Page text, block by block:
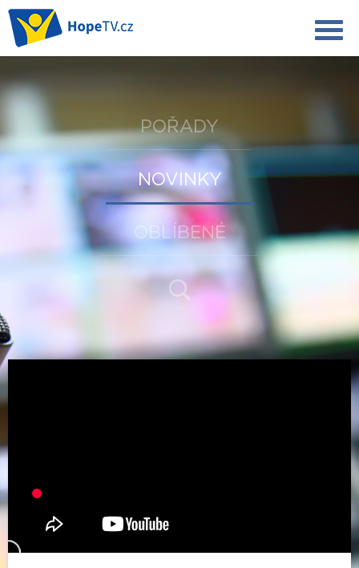
POŘADY
NOVINKY
OBLÍBENÉ